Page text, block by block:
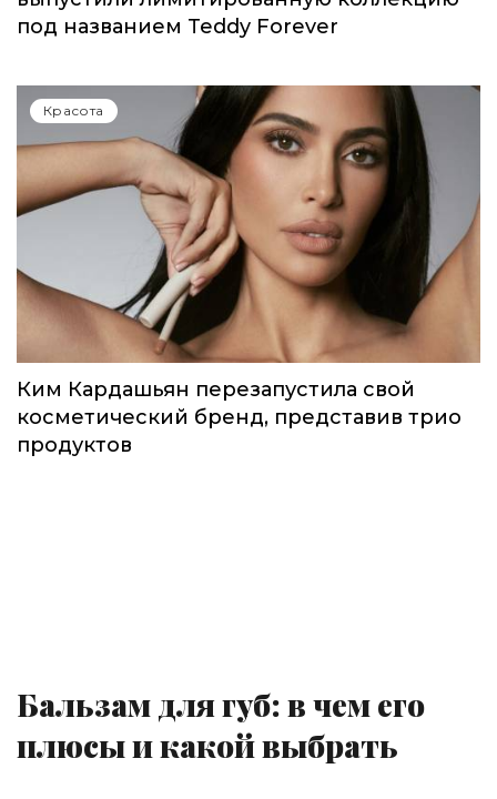
под названием Teddy Forever
Красота
Ким Кардашьян перезапустила свой
косметический бренд, представив трио
продуктов
Бальзам для губ: в чем его
плюсы и какой выбрать